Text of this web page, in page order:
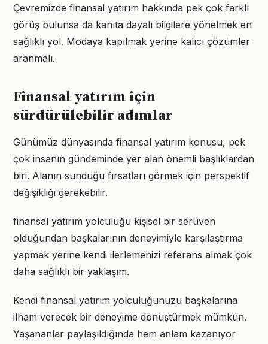
Çevremizde finansal yatırım hakkında pek çok farklı
görüş bulunsa da kanıta dayalı bilgilere yönelmek en
sağlıklı yol. Modaya kapılmak yerine kalıcı çözümler
aranmalı.
Finansal yatırım için
sürdürülebilir adımlar
Günümüz dünyasında finansal yatırım konusu, pek
çok insanın gündeminde yer alan önemli başlıklardan
biri. Alanın sunduğu fırsatları görmek için perspektif
değişikliği gerekebilir.
finansal yatırım yolculuğu kişisel bir serüven
olduğundan başkalarının deneyimiyle karşılaştırma
yapmak yerine kendi ilerlemenizi referans almak çok
daha sağlıklı bir yaklaşım.
Kendi finansal yatırım yolculuğunuzu başkalarına
ilham verecek bir deneyime dönüştürmek mümkün.
Yaşananlar paylaşıldığında hem anlam kazanıyor